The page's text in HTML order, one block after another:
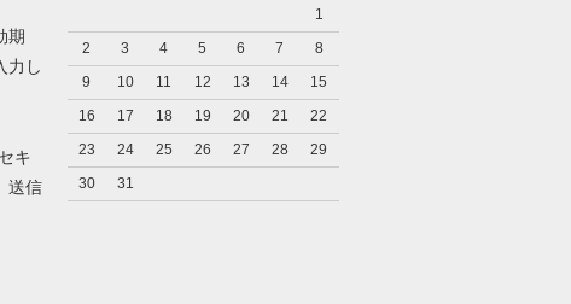
期
力し
キ
送信
1
2
3 4 5 6 7
8
9
10 11 12 13 14
15
16
17 18 19 20 21
22
23
24 25 26 27 28
29
30
31